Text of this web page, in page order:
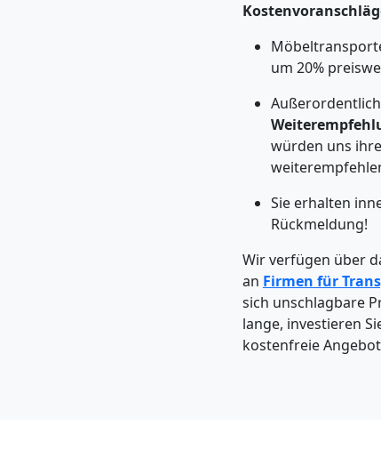
um 20%
würden uns
Sie erhalten
Rückmeldung!
Wir verfügen über
an Firmen für
sich unschlagbare
lange, investieren
kostenfreie